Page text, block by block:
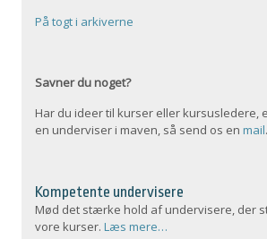
På togt i arkiverne
Savner du noget?
Har du ideer til kurser eller kursusledere,
en underviser i maven, så send os enmail.
Kompetente undervisere
Mød det stærke hold af undervisere, der
vore kurser.Læs mere…